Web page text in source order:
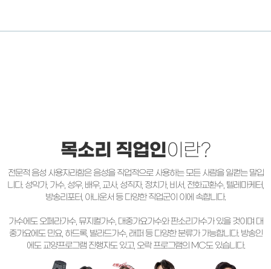
목소리 직업인이란?
전문적 음성 사용자라함은 음성을 직업적으로 사용하는 모든 사람을 일컫는 말입
니다. 성악가, 가수, 성우, 배우, 교사, 성직자, 정치가, 비서, 전화교환수, 텔레마케터,
방송리포터, 아나운서 등 다양한 직업군이 이에 속합니다.
가수에도 오페라가수, 뮤지컬가수, 대중가요가수와 판소리가수가 있을 것이며 대
중가요에도 민요, 하드록, 발라드가수, 래퍼 등 다양한 분류가 가능합니다. 방송인
에도 교양프로그램 진행자도 있고, 오락 프로그램의 MC도 있습니다.